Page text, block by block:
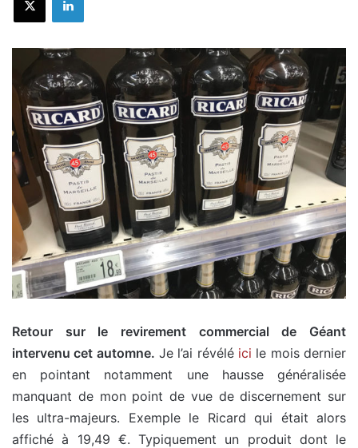
Retour sur le revirement commercial de Géant
intervenu cet automne. Je l’ai révéléici le mois dernier
en pointant notamment une hausse généralisée
manquant de mon point de vue de discernement sur
les ultra-majeurs. Exemple le Ricard qui était alors
affiché à 19,49 €. Typiquement un produit dont le